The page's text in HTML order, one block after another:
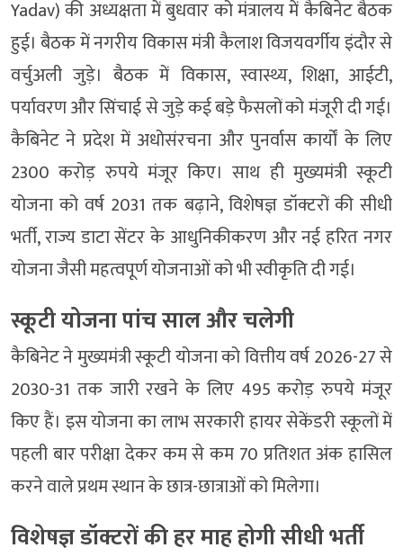
Yadav) की अध्यक्षता में बुधवार को मंत्रालय में कैबिनेट बैठक
हुई। बैठक में नगरीय विकास मंत्री कैलाश विजयवर्गीय इंदौर से
वर्चुअली जुड़े। बैठक में विकास, स्वास्थ्य, शिक्षा, आईटी,
पर्यावरण और सिंचाई से जुड़े कई बड़े फैसलों को मंजूरी दी गई।
कैबिनेट ने प्रदेश में अधोसंरचना और पुनर्वास कार्यों के लिए
2300 करोड़ रुपये मंजूर किए। साथ ही मुख्यमंत्री स्कूटी
योजना को वर्ष 2031 तक बढ़ाने, विशेषज्ञ डॉक्टरों की सीधी
भर्ती, राज्य डाटा सेंटर के आधुनिकीकरण और नई हरित नगर
योजना जैसी महत्वपूर्ण योजनाओं को भी स्वीकृति दी गई।
स्कूटी योजना पांच साल और चलेगी
कैबिनेट ने मुख्यमंत्री स्कूटी योजना को वित्तीय वर्ष 2026-27 से
2030-31 तक जारी रखने के लिए 495 करोड़ रुपये मंजूर
किए हैं। इस योजना का लाभ सरकारी हायर सेकेंडरी स्कूलों में
पहली बार परीक्षा देकर कम से कम 70 प्रतिशत अंक हासिल
करने वाले प्रथम स्थान के छात्र-छात्राओं को मिलेगा।
विशेषज्ञ डॉक्टरों की हर माह होगी सीधी भर्ती